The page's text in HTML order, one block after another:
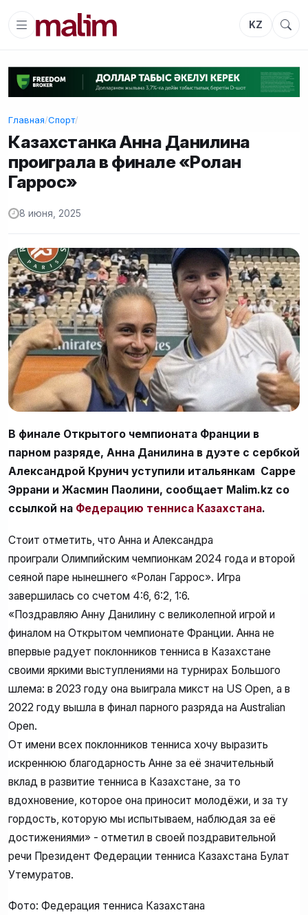
KZ
Главная/Спорт/
Казахстанка Анна Данилина
проиграла в финале «Ролан
Гаррос»
8 июня, 2025
В финале Открытого чемпионата Франции в
парном разряде, Анна Данилина в дуэте с сербкой
Александрой Крунич уступили итальянкам Сарре
Эррани и Жасмин Паолини, сообщает Malim.kz со
ссылкой на Федерацию тенниса Казахстана.
Стоит отметить, что Анна и Александра
проиграли Олимпийским чемпионкам 2024 года и второй
сеяной паре нынешнего «Ролан Гаррос». Игра
завершилась со счетом 4:6, 6:2, 1:6.
«Поздравляю Анну Данилину с великолепной игрой и
финалом на Открытом чемпионате Франции. Анна не
впервые радует поклонников тенниса в Казахстане
своими яркими выступлениями на турнирах Большого
шлема: в 2023 году она выиграла микст на US Open, а в
2022 году вышла в финал парного разряда на Australian
Open.
От имени всех поклонников тенниса хочу выразить
искреннюю благодарность Анне за её значительный
вклад в развитие тенниса в Казахстане, за то
вдохновение, которое она приносит молодёжи, и за ту
гордость, которую мы испытываем, наблюдая за её
достижениями» - отметил в своей поздравительной
речи Президент Федерации тенниса Казахстана Булат
Утемуратов.
Фото: Федерация тенниса Казахстана